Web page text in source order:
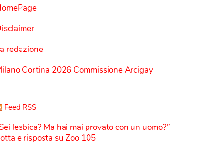
redazione
Cortina 2026 Commissione Arcigay
Feed RSS
lesbica? Ma hai mai provato con un uomo?”
e risposta su Zoo 105